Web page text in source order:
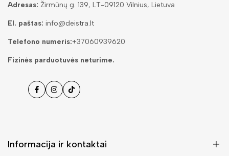
Adresas: Žirmūnų g. 139, LT-09120 Vilnius, Lietuva
El. paštas: info@deistra.lt
Telefono numeris:+37060939620
Fizinės parduotuvės neturime.
FacebookInstagramas
Tiktok
Informacija ir kontaktai